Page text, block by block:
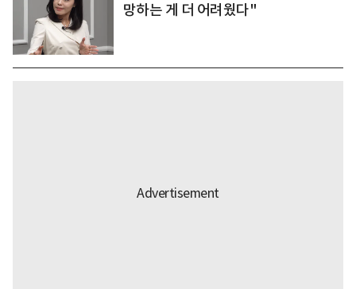
망하는 게 더 어려웠다"